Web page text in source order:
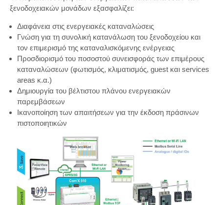
ξενοδοχειακών μονάδων εξασφαλίζει:
Διαφάνεια στις ενεργειακές καταναλώσεις
Γνώση για τη συνολική κατανάλωση του ξενοδοχείου και
τον επιμερισμό της καταναλισκόμενης ενέργειας
Προσδιορισμό του ποσοστού συνεισφοράς των επιμέρους
καταναλώσεων (φωτισμός, κλιματισμός, guest και services
areas κ.α.)
Δημιουργία του βέλτιστου πλάνου ενεργειακών
παρεμβάσεων
Ικανοποίηση των απαιτήσεων για την έκδοση πράσινων
πιστοποιητικών